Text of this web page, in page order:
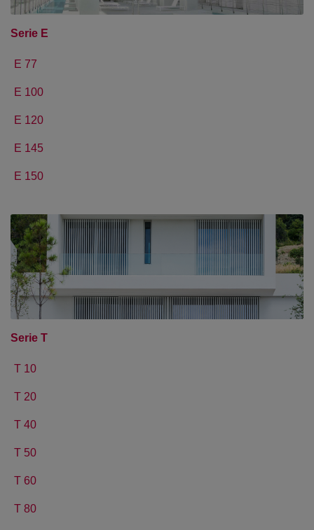
Serie E
E 77
E 100
E 120
E 145
E 150
Serie T
T 10
T 20
T 40
T 50
T 60
T 80